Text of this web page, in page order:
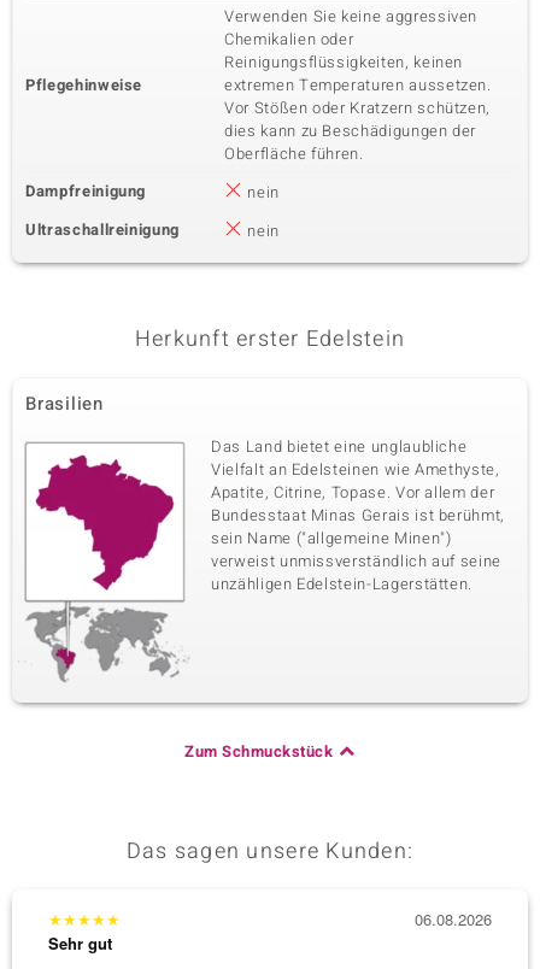
Pflegehinweise
Verwenden Sie keine aggressiven
Chemikalien oder
Reinigungsflüssigkeiten, keinen
extremen Temperaturen aussetzen.
Vor Stößen oder Kratzern schützen,
dies kann zu Beschädigungen der
Oberfläche führen.
Dampfreinigung
nein
Ultraschallreinigung
nein
Herkunft erster Edelstein
Brasilien
Das Land bietet eine unglaubliche
Vielfalt an Edelsteinen wie Amethyste,
Apatite, Citrine, Topase. Vor allem der
Bundesstaat Minas Gerais ist berühmt,
sein Name ("allgemeine Minen")
verweist unmissverständlich auf seine
unzähligen Edelstein-Lagerstätten.
Zum Schmuckstück
Das sagen unsere Kunden:
★★★★★
Sehr gut
06.08.2026